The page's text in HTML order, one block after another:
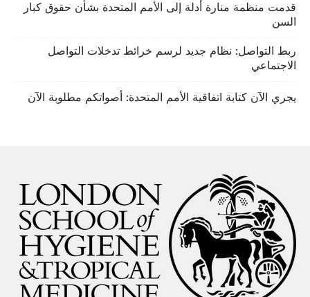
قدمت منظمة منارة أدلة إلى الأمم المتحدة بشأن حقوق كبار
السن
ربط التواصل: نظام جديد لرسم خرائط تدخلات التواصل
الاجتماعي
يجري الآن كتابة اتفاقية الأمم المتحدة: أصواتكم مطلوبة الآن